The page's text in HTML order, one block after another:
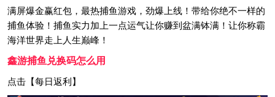
满屏爆金赢红包，最热捕鱼游戏，劲爆上线！带给你绝不一样的
捕鱼体验！捕鱼实力加上一点运气让你赚到盆满钵满！让你称霸
海洋世界走上人生巅峰！
鑫游捕鱼兑换码怎么用
点击【每日返利】